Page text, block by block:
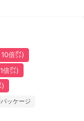
倍㌽)
倍㌽)
)
ッケージ